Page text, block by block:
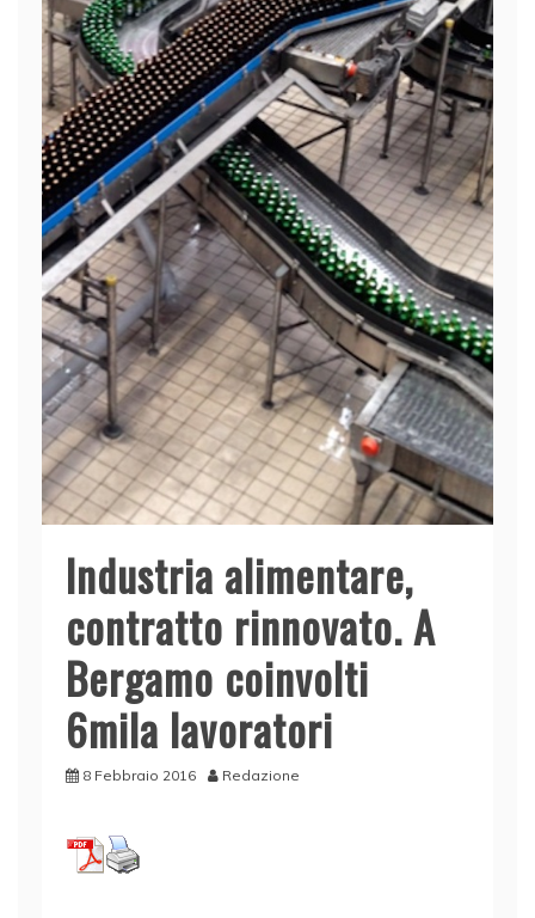
Industria alimentare,
contratto rinnovato. A
Bergamo coinvolti
6mila lavoratori
8 Febbraio 2016 Redazione